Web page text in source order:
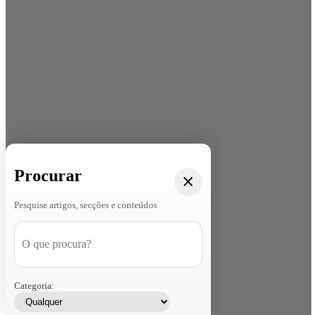
Procurar
Pesquise artigos, secções e conteúdos
Categoria: